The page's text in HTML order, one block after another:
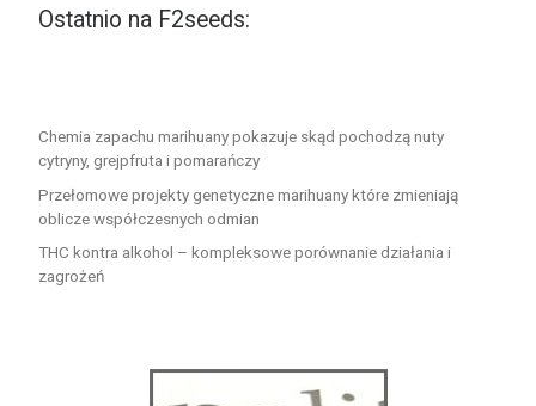
Ostatnio na F2seeds:
Chemia zapachu marihuany pokazuje skąd pochodzą nuty
cytryny, grejpfruta i pomarańczy
Przełomowe projekty genetyczne marihuany które zmieniają
oblicze współczesnych odmian
THC kontra alkohol – kompleksowe porównanie działania i
zagrożeń